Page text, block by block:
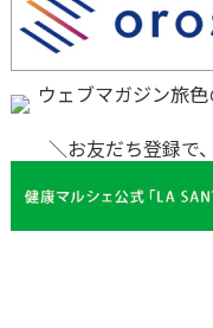
＼お友だち登録で